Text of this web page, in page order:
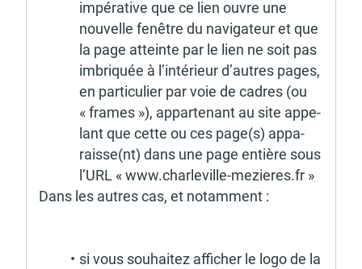
impé­ra­tive que ce lien ouvre une
nouvelle fenêtre du navi­ga­teur et que
la page atteinte par le lien ne soit pas
imbriquée à l’in­té­rieur d’autres pages,
en parti­cu­lier par voie de cadres (ou
« frames »), appar­te­nant au site appe­
lant que cette ou ces page(s) appa­
raisse(nt) dans une page entière sous
l’URL « www.char­le­ville-mezieres.fr »
Dans les autres cas, et notam­ment :
si vous souhai­tez affi­cher le logo de la